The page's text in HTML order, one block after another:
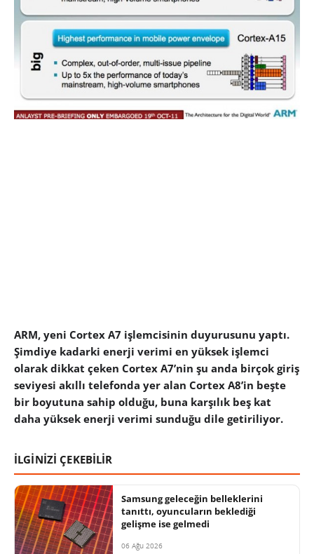
ARM, yeni Cortex A7 işlemcisinin duyurusunu yaptı.
Şimdiye kadarki enerji verimi en yüksek işlemci
olarak dikkat çeken Cortex A7’nin şu anda birçok giriş
seviyesi akıllı telefonda yer alan Cortex A8’in beşte
bir boyutuna sahip olduğu, buna karşılık beş kat
daha yüksek enerji verimi sunduğu dile getiriliyor.
İLGİNİZİ ÇEKEBİLİR
Samsung geleceğin belleklerini
tanıttı, oyuncuların beklediği
gelişme ise gelmedi
06 Ağu 2026